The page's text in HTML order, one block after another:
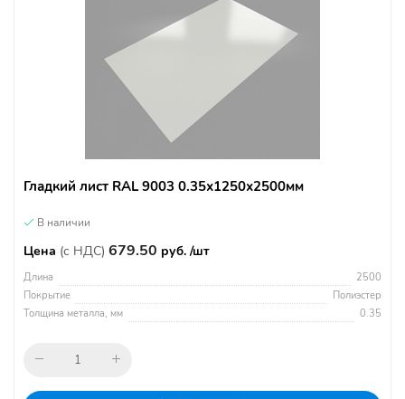
Гладкий лист RAL 9003 0.35х1250х2500мм
В наличии
Цена (с НДС) 679.50 руб. /шт
Длина
2500
Покрытие
Полиэстер
Толщина металла, мм
0.35